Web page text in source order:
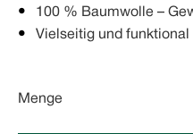
100 % Baumwolle –
Vielseitig und funktional
Menge